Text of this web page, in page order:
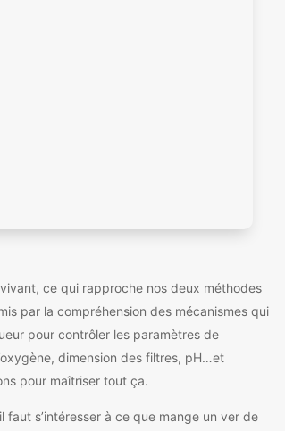
ce qui rapproche nos deux méthodes
par la compréhension des mécanismes qui
pour contrôler les paramètres de
dimension des filtres, pH…et
pour maîtriser tout ça.
faut s’intéresser à ce que mange un ver de